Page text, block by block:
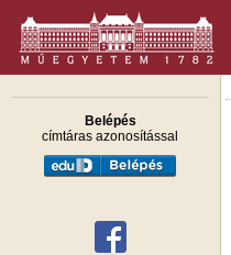
Belépés
címtáras azonosítással